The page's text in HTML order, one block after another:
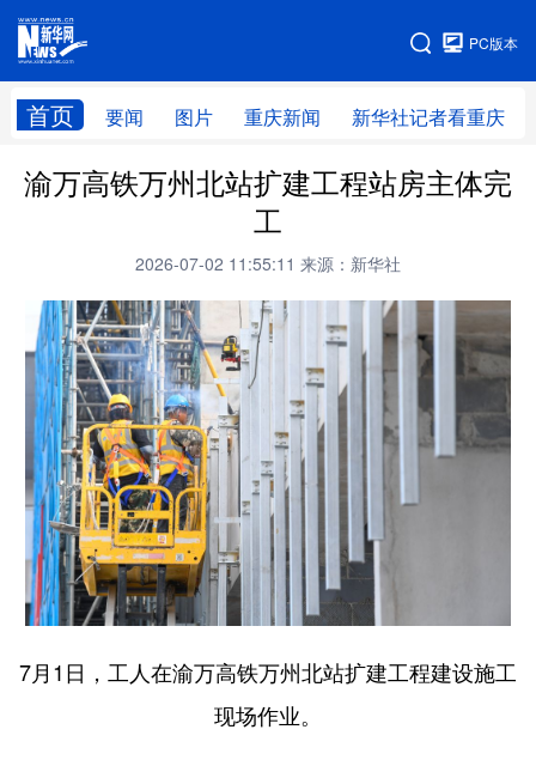
PC版本
首页 要闻 图片 重庆新闻 新华社记者看重庆
网站地图
渝万高铁万州北站扩建工程站房主体完
工
2026-07-02 11:55:11 来源：新华社
7月1日，工人在渝万高铁万州北站扩建工程建设施工
现场作业。